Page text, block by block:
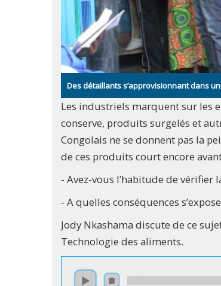
Des détaillants s’approvisionnant dans
Les industriels marquent sur les
conserve, produits surgelés et
Congolais ne se donnent pas la
de ces produits court encore
- Avez-vous l’habitude de vérifier
- A quelles conséquences
Jody Nkashama discute de ce
Technologie des aliments.